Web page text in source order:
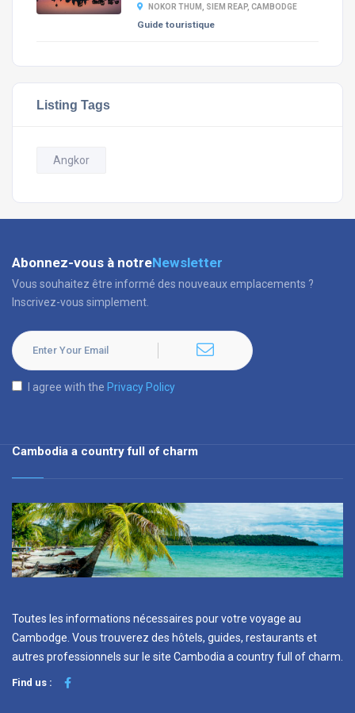
NOKOR THUM, SIEM REAP, CAMBODGE
Guide touristique
Listing Tags
Angkor
Abonnez-vous à notreNewsletter
Vous souhaitez être informé des nouveaux emplacements ?
Inscrivez-vous simplement.
I agree with the Privacy Policy
Cambodia a country full of charm
Toutes les informations nécessaires pour votre voyage au
Cambodge. Vous trouverez des hôtels, guides, restaurants et
autres professionnels sur le site Cambodia a country full of charm.
Find us :